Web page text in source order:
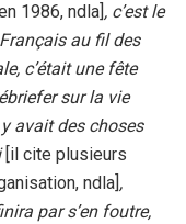
1986, ndla] , c’est le
au fil des
c’était une fête
sur la vie
avait des choses
[il cite plusieurs
ndla] ,
par s’en foutre,